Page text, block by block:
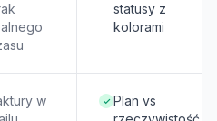
statusy z
kolorami
w
✓ Plan vs